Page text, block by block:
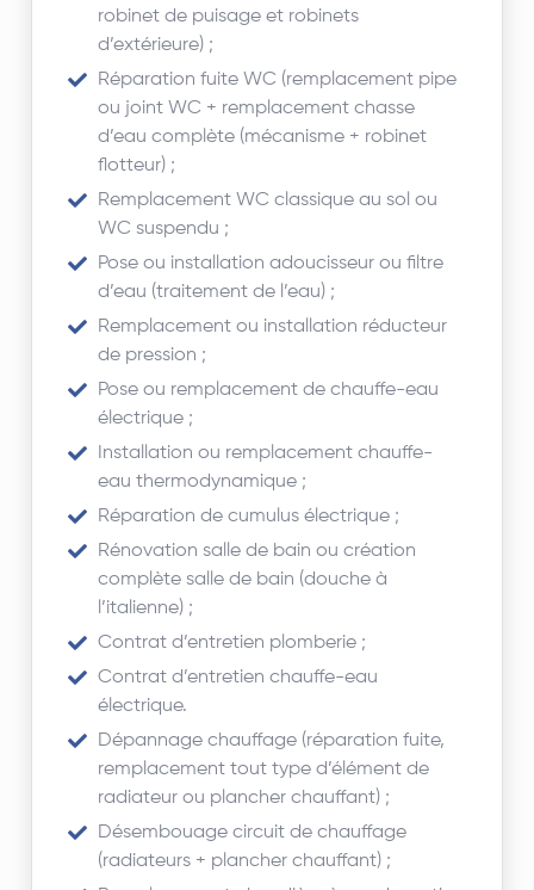
robinet de puisage et robinets
d’extérieure) ;
Réparation fuite WC (remplacement pipe
ou joint WC + remplacement chasse
d’eau complète (mécanisme + robinet
flotteur) ;
Remplacement WC classique au sol ou
WC suspendu ;
Pose ou installation adoucisseur ou filtre
d’eau (traitement de l’eau) ;
Remplacement ou installation réducteur
de pression ;
Pose ou remplacement de chauffe-eau
électrique ;
Installation ou remplacement chauffe-
eau thermodynamique ;
Réparation de cumulus électrique ;
Rénovation salle de bain ou création
complète salle de bain (douche à
l’italienne) ;
Contrat d’entretien plomberie ;
Contrat d’entretien chauffe-eau
électrique.
Dépannage chauffage (réparation fuite,
remplacement tout type d’élément de
radiateur ou plancher chauffant) ;
Désembouage circuit de chauffage
(radiateurs + plancher chauffant) ;